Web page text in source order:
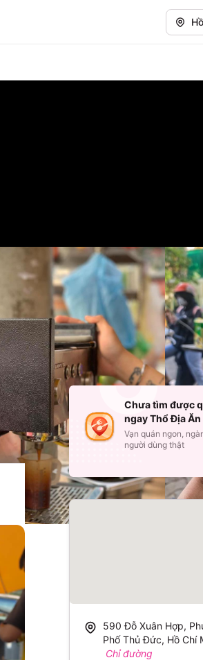
590 Đỗ Xuân Hợp,
Phố Thủ Đức, Hồ Chí
Chỉ đường
Chưa tìm được
ngay Thổ Địa Ăn
Vạn quán ngon,
người dùng thật